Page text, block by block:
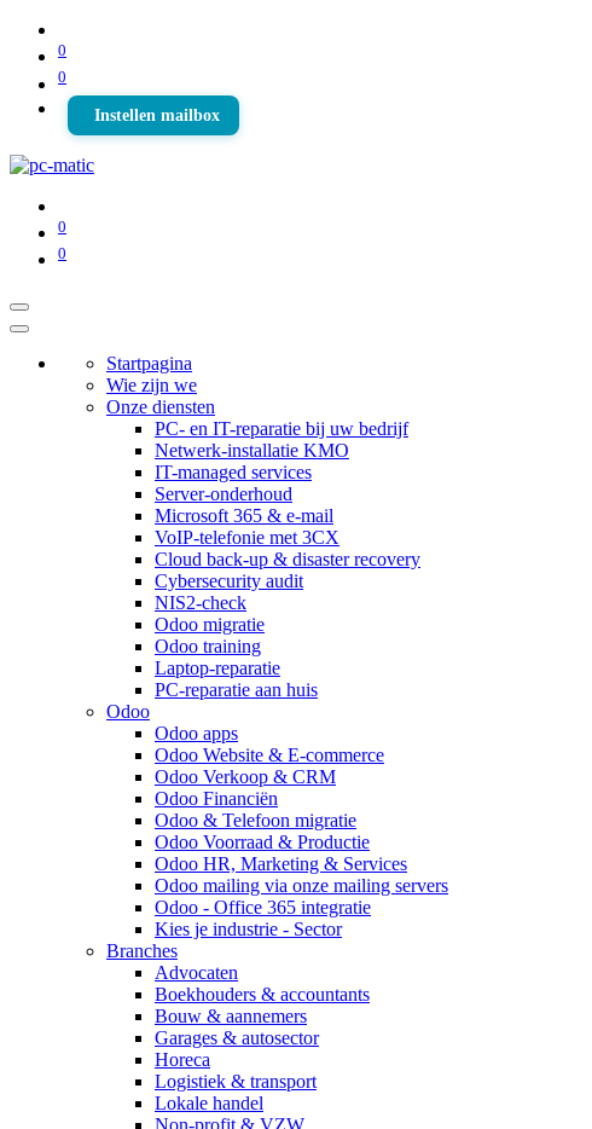
0
0
Instellen mailbox
0
0
Startpagina
Wie zijn we
Onze diensten
PC- en IT-reparatie bij uw bedrijf
Netwerk-installatie KMO
IT-managed services
Server-onderhoud
Microsoft 365 & e-mail
VoIP-telefonie met 3CX
Cloud back-up & disaster recovery
Cybersecurity audit
NIS2-check
Odoo migratie
Odoo training
Laptop-reparatie
PC-reparatie aan huis
Odoo
Odoo apps
Odoo Website & E-commerce
Odoo Verkoop & CRM
Odoo Financiën
Odoo & Telefoon migratie
Odoo Voorraad & Productie
Odoo HR, Marketing & Services
Odoo mailing via onze mailing servers
Odoo - Office 365 integratie
Kies je industrie - Sector
Branches
Advocaten
Boekhouders & accountants
Bouw & aannemers
Garages & autosector
Horeca
Logistiek & transport
Lokale handel